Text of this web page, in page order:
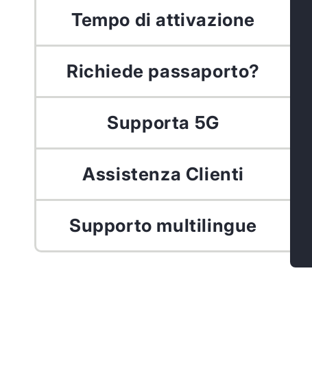
Tempo di attivazione
Richiede passaporto?
Supporta 5G
Assistenza Clienti
Supporto multilingue